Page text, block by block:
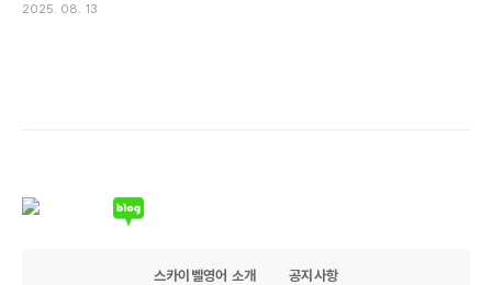
2025. 08. 13
스카이벨영어 소개 공지사항